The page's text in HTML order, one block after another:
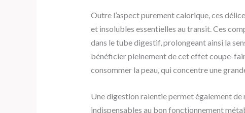
Outre l’aspect purement calorique, ces
et insolubles essentielles au transit. Ces
dans le tube digestif, prolongeant ainsi la
bénéficier pleinement de cet effet coupe-
consommer la peau, qui concentre une
Une digestion ralentie permet également
indispensables au bon fonctionnement